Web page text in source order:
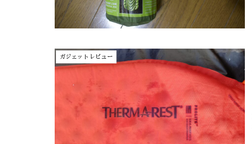
ガジェットレビュー